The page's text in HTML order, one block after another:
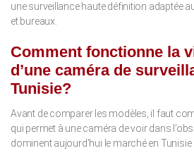
une surveillance haute définition adaptée
et bureaux.
Comment fonctionne la
d’une caméra de
Tunisie?
Avant de comparer les modèles, il faut
qui permet à une caméra de voir dans
dominent aujourd’hui le marché en Tunisie :